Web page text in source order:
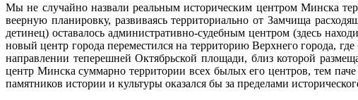
Мы не случайно назвали реальным историческим центром Минска
веерную планировку, развиваясь территориально от Замчища
детинец) оставалось административно-судебным центром (здесь
новый центр города переместился на территорию Верхнего города,
направлении теперешней Октябрьской площади, близ которой
центр Минска суммарно территории всех былых его центров, тем
памятников истории и культуры оказался бы за пределами